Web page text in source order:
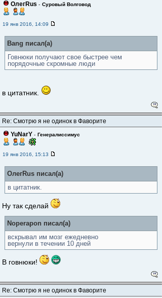
ОлегRus - Суровый Волговод
19 янв 2016, 14:09
Bang писал(а)
Говнюки получают свое быстрее чем
порядочные скромные люди
в цитатник.
Re: Смотрю я не одинок в Фаворите
YuNarY - Генералиссимус
19 янв 2016, 15:13
ОлегRus писал(а)
в цитатник.
Ну так сделай
Noperapon писал(а)
вскрывал им мозг ежедневно
вернули в течении 10 дней
В говнюки!
Re: Смотрю я не одинок в Фаворите